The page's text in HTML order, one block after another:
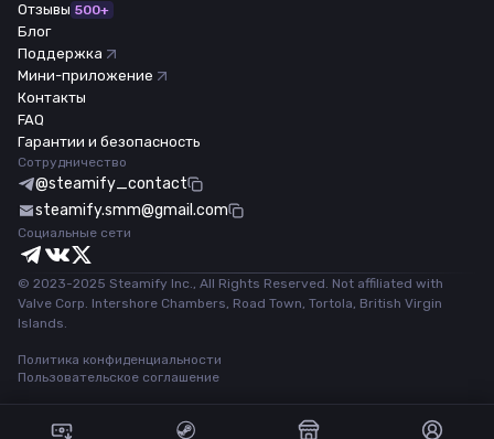
Отзывы 500+
Блог
Поддержка
Мини-приложение
Контакты
FAQ
Гарантии и безопасность
Сотрудничество
@steamify_contact
steamify.smm@gmail.com
Социальные сети
© 2023-2025 Steamify Inc., All Rights Reserved. Not affiliated with
Valve Corp. Intershore Chambers, Road Town, Tortola, British Virgin
Islands.
Политика конфиденциальности
Пользовательское соглашение